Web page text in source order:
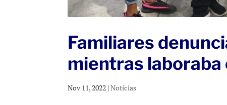
Familiares
mientras laboraba
Nov 11, 2022 |Noticias